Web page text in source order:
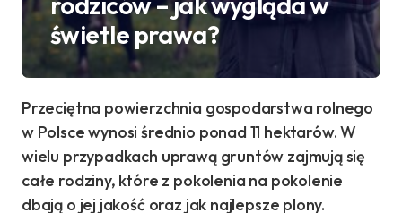
świetle prawa?
Przeciętna powierzchnia gospodarstwa rolnego
w Polsce wynosi średnio ponad 11 hektarów. W
wielu przypadkach uprawą gruntów zajmują się
całe rodziny, które z pokolenia na pokolenie
dbają o jej jakość oraz jak najlepsze plony.